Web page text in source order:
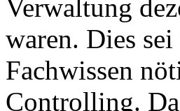
Verwaltung
waren. Dies
Fachwissen
Controlling.